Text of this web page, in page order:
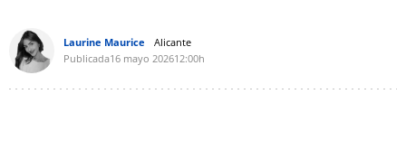
Laurine Maurice
Alicante
Publicada16 mayo 202612:00h